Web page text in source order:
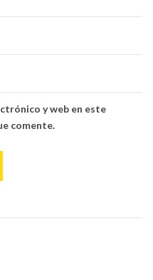
y web en este
comente.